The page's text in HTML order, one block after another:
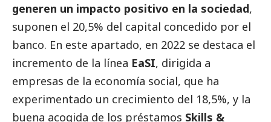
generen un impacto positivo en la sociedad,
suponen el 20,5% del capital concedido por el
banco. En este apartado, en 2022 se destaca el
incremento de la línea EaSI, dirigida a
empresas de la economía social, que ha
experimentado un crecimiento del 18,5%, y la
buena acogida de los préstamos Skills &